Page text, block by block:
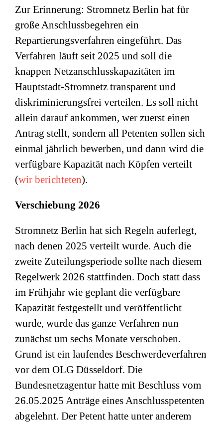
Zur Erinnerung: Stromnetz Berlin hat für
große Anschlussbegehren ein
Repartierungsverfahren eingeführt. Das
Verfahren läuft seit 2025 und soll die
knappen Netzanschlusskapazitäten im
Hauptstadt-Stromnetz transparent und
diskriminierungsfrei verteilen. Es soll nicht
allein darauf ankommen, wer zuerst einen
Antrag stellt, sondern all Petenten sollen sich
einmal jährlich bewerben, und dann wird die
verfügbare Kapazität nach Köpfen verteilt
(wir berichteten).
Verschiebung 2026
Stromnetz Berlin hat sich Regeln auferlegt,
nach denen 2025 verteilt wurde. Auch die
zweite Zuteilungsperiode sollte nach diesem
Regelwerk 2026 stattfinden. Doch statt dass
im Frühjahr wie geplant die verfügbare
Kapazität festgestellt und veröffentlicht
wurde, wurde das ganze Verfahren nun
zunächst um sechs Monate verschoben.
Grund ist ein laufendes Beschwerdeverfahren
vor dem OLG Düsseldorf. Die
Bundesnetzagentur hatte mit Beschluss vom
26.05.2025 Anträge eines Anschlusspetenten
abgelehnt. Der Petent hatte unter anderem